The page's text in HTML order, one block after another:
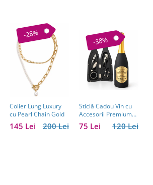
-28%
Colier Lung Luxury
cu Pearl Chain Gold
200 Lei
145 Lei
-38%
Sticlă Cadou Vin cu
Accesorii Premium
Personalizată – Set
Elegant pentru120 Lei
75 Lei